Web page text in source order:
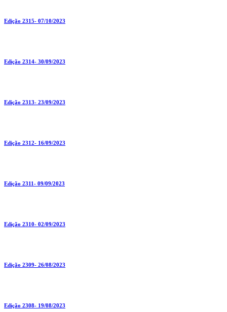
Edição 2315- 07/10/2023
Edição 2314- 30/09/2023
Edição 2313- 23/09/2023
Edição 2312- 16/09/2023
Edição 2311- 09/09/2023
Edição 2310- 02/09/2023
Edição 2309- 26/08/2023
Edição 2308- 19/08/2023